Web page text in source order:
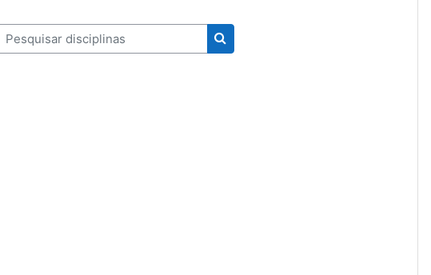
Pesquisar disciplinas
Pesquisar disciplinas